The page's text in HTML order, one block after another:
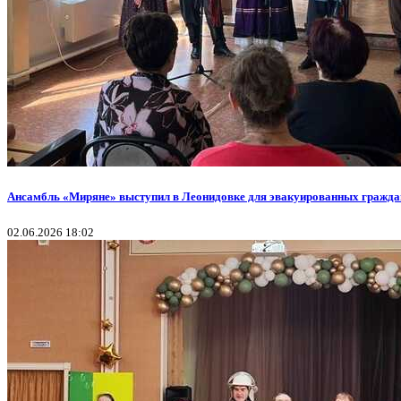
Ансамбль «Миряне» выступил в Леонидовке для эвакуированных
02.06.2026 18:02